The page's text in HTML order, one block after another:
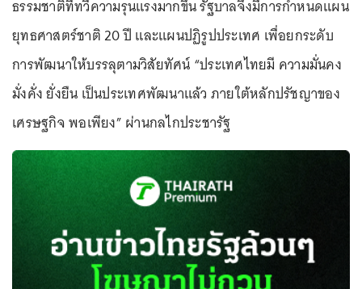
ธรรมชาติที่ทวีความรุนแรงมากขึ้น รัฐบาลจึงมีการกำหนดแผน
ยุทธศาสตร์ชาติ 20 ปี และแผนปฏิรูปประเทศ เพื่อยกระดับ
การพัฒนาให้บรรลุตามวิสัยทัศน์ “ประเทศไทยมี ความมั่นคง
มั่งคั่ง ยั่งยืน เป็นประเทศพัฒนาแล้ว ภายใต้หลักปรัชญาของ
เศรษฐกิจ พอเพียง” ผ่านกลไกประชารัฐ